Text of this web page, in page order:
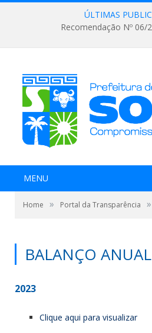
ÚLTIMAS
Recomendação Nº 06/
MENU
Home » Portal da Transparência »
BALANÇO ANUAL
2023
Clique aqui para visualizar